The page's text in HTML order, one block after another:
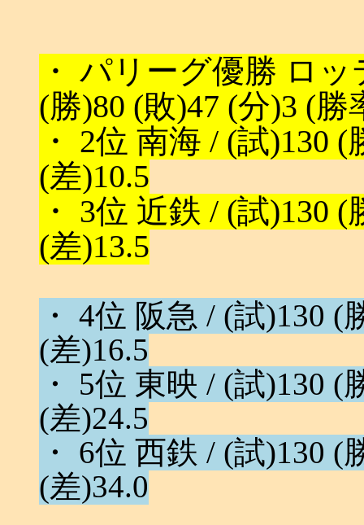
・ パリーグ優勝 ロ
(勝)80 (敗)47 (分)3 (勝
・ 2位 南海 / (試)130
(差)10.5
・ 3位 近鉄 / (試)130
(差)13.5
・ 4位 阪急 / (試)130 (
(差)16.5
・ 5位 東映 / (試)130 (
(差)24.5
・ 6位 西鉄 / (試)130 (
(差)34.0